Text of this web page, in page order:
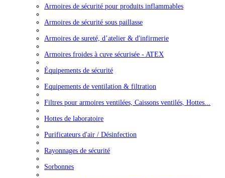
Armoires de sécurité pour produits inflammables
Armoires de sécurité sous paillasse
Armoires de sureté, d’atelier & d'infirmerie
Armoires froides à cuve sécurisée - ATEX
Équipements de sécurité
Equipements de ventilation & filtration
Filtres pour armoires ventilées, Caissons ventilés, Hottes...
Hottes de laboratoire
Purificateurs d'air / Désinfection
Rayonnages de sécurité
Sorbonnes